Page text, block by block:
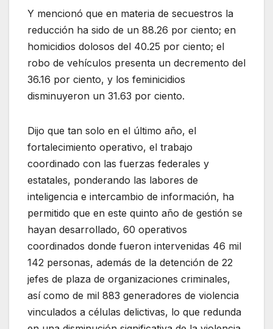
Y mencionó que en materia de secuestros la
reducción ha sido de un 88.26 por ciento; en
homicidios dolosos del 40.25 por ciento; el
robo de vehículos presenta un decremento del
36.16 por ciento, y los feminicidios
disminuyeron un 31.63 por ciento.
Dijo que tan solo en el último año, el
fortalecimiento operativo, el trabajo
coordinado con las fuerzas federales y
estatales, ponderando las labores de
inteligencia e intercambio de información, ha
permitido que en este quinto año de gestión se
hayan desarrollado, 60 operativos
coordinados donde fueron intervenidas 46 mil
142 personas, además de la detención de 22
jefes de plaza de organizaciones criminales,
así como de mil 883 generadores de violencia
vinculados a células delictivas, lo que redunda